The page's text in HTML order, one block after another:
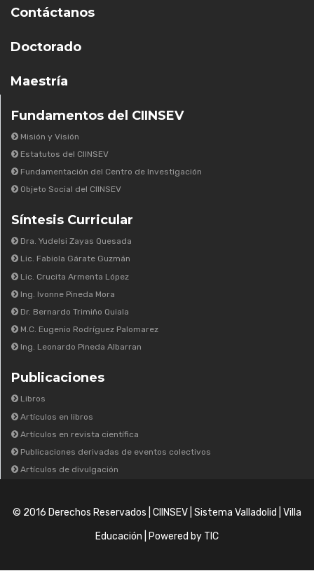
Contáctanos
Doctorado
Maestría
Fundamentos del CIINSEV
Misión y Visión
Estatutos del CIINSEV
Fundamentación del Centro de Investigación
Objeto Social del CIINSEV
Síntesis Curricular
Dra. Yudelsi Zayas Quesada
Lic. Fabiola Gárate Guzmán
Lic. Crucita Armenta López
Ing. Ivonne Pineda Mora
Dr. Bernardo Trimiño Quiala
M.C. Eugenio Rodríguez Palomarez
Ing. Leonardo Pineda Albarran
Publicaciones
Libros
Artículos en libros
Artículos en revista científica
Publicaciones derivadas de eventos colectivos
Artículos de divulgación
© 2016 Derechos Reservados | CIINSEV Sistema Valladolid
Villa
Educación | Powered by TIC